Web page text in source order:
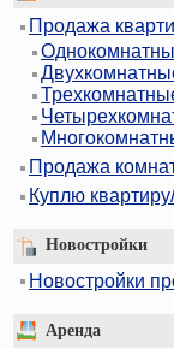
Продажа
Продажа
Куплю
Новостройки
Новостройки
Аренда